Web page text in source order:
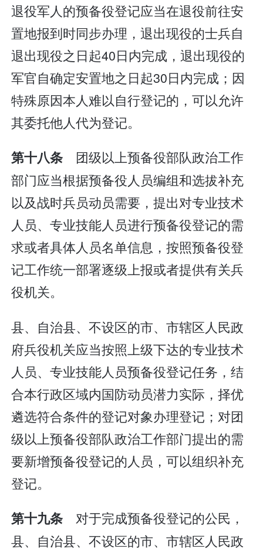
退役军人的预备役登记应当在退役前往安
置地报到时同步办理，退出现役的士兵自
退出现役之日起40日内完成，退出现役的
军官自确定安置地之日起30日内完成；因
特殊原因本人难以自行登记的，可以允许
其委托他人代为登记。
第十八条 团级以上预备役部队政治工作
部门应当根据预备役人员编组和选拔补充
以及战时兵员动员需要，提出对专业技术
人员、专业技能人员进行预备役登记的需
求或者具体人员名单信息，按照预备役登
记工作统一部署逐级上报或者提供有关兵
役机关。
县、自治县、不设区的市、市辖区人民政
府兵役机关应当按照上级下达的专业技术
人员、专业技能人员预备役登记任务，结
合本行政区域内国防动员潜力实际，择优
遴选符合条件的登记对象办理登记；对团
级以上预备役部队政治工作部门提出的需
要新增预备役登记的人员，可以组织补充
登记。
第十九条对于完成预备役登记的公民，
县、自治县、不设区的市、市辖区人民政